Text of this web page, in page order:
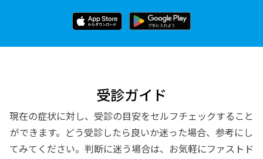
受診ガイド
現在の症状に対し、受診の目安をセルフチェックすること
ができます。どう受診したら良いか迷った場合、参考にし
てみてください。判断に迷う場合は、お気軽にファストド